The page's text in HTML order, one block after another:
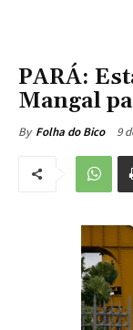
PARÁ:
Mangal
By Folha do Bico 9